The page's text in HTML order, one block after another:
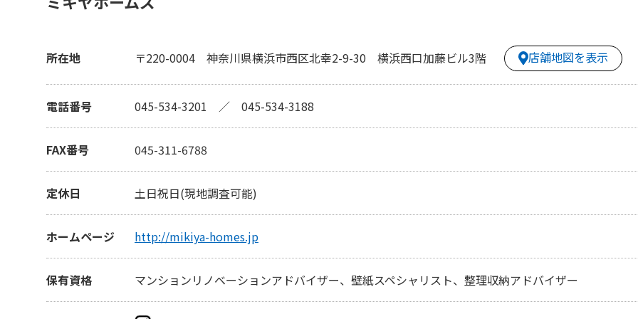
所在地 〒220-0004 神奈川県横浜市西区北幸2-9-30 横浜西口加藤ビル3階 店舗地図を表示
電話番号 045-534-3201 ／ 045-534-3188
FAX番号 045-311-6788
定休日 土日祝日(現地調査可能)
ホームページ http://mikiya-homes.jp
保有資格 マンションリノベーションアドバイザー、壁紙スペシャリスト、整理収納アドバイザー